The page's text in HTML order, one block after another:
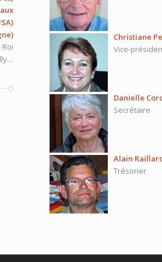
Christiane
Vice-
Danielle
Secrétaire
Alain
Trésorier